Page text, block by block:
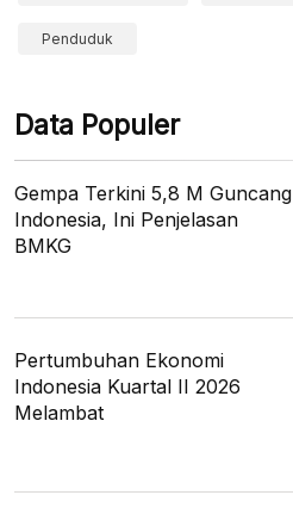
Penduduk
Data Populer
Gempa Terkini 5,8 M Guncang
Indonesia, Ini Penjelasan
BMKG
Pertumbuhan Ekonomi
Indonesia Kuartal II 2026
Melambat